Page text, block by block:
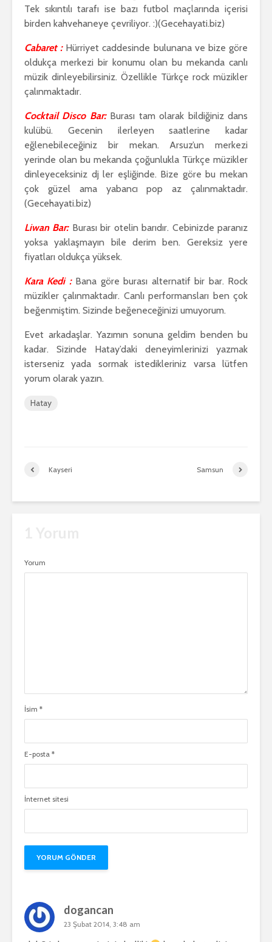
Tek sıkıntılı tarafı ise bazı futbol maçlarında içerisi
birden kahvehaneye çevriliyor. :)(Gecehayati.biz)
Cabaret : Hürriyet caddesinde bulunana ve bize göre
oldukça merkezi bir konumu olan bu mekanda canlı
müzik dinleyebilirsiniz. Özellikle Türkçe rock müzikler
çalınmaktadır.
Cocktail Disco Bar: Burası tam olarak bildiğiniz dans
kulübü. Gecenin ilerleyen saatlerine kadar
eğlenebileceğiniz bir mekan. Arsuz’un merkezi
yerinde olan bu mekanda çoğunlukla Türkçe müzikler
dinleyeceksiniz dj ler eşliğinde. Bize göre bu mekan
çok güzel ama yabancı pop az çalınmaktadır.
(Gecehayati.biz)
Liwan Bar:Burası bir otelin barıdır. Cebinizde paranız
yoksa yaklaşmayın bile derim ben. Gereksiz yere
fiyatları oldukça yüksek.
Kara Kedi : Bana göre burası alternatif bir bar. Rock
müzikler çalınmaktadır. Canlı performansları ben çok
beğenmiştim. Sizinde beğeneceğinizi umuyorum.
Evet arkadaşlar. Yazımın sonuna geldim benden bu
kadar. Sizinde Hatay’daki deneyimlerinizi yazmak
isterseniz yada sormak istedikleriniz varsa lütfen
yorum olarak yazın.
Hatay
Kayseri Samsun
Yorum
İsim *
E-posta *
İnternet sitesi
dogancan
23 Şubat 2014, 3:48 am